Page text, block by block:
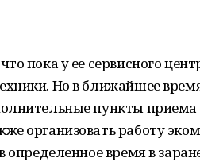
пока у ее сервисного
Но в ближайшее
пункты приема
организовать работу
определенное время в